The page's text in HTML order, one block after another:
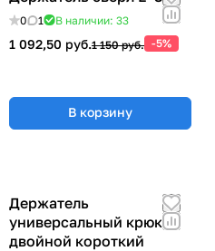
0 1 В наличии: 33
1 092,50 руб.1 150 руб. -5%
В корзину
Держатель
универсальный крюк
двойной короткий